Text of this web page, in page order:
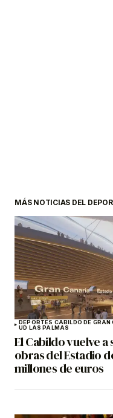
MÁS NOTICIAS DEL
DEPORTES CABILDO DE
UD LAS PALMAS
El Cabildo vuelve
obras del Estadio
millones de euros